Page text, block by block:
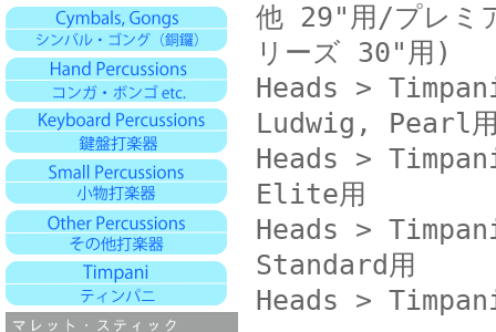
他 29"用/プレミ
リーズ 30"用)
Heads >
Ludwig, Pearl
Heads >
Elite用
Heads >
Standard用
Heads >